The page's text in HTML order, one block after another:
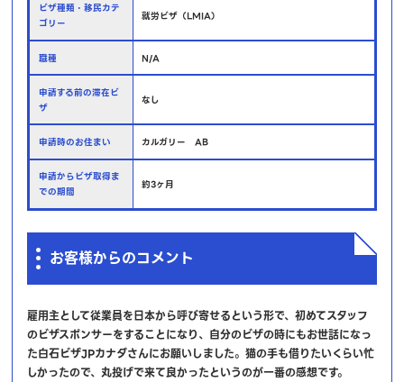
ビザ種類・移民カテ
ゴリー
就労ビザ（LMIA）
職種 N/A
申請する前の滞在ビ
ザ
なし
申請時のお住まい カルガリー AB
申請からビザ取得ま
での期間
約3ヶ月
お客様からのコメント
雇用主として従業員を日本から呼び寄せるという形で、初めてスタッフ
のビザスポンサーをすることになり、自分のビザの時にもお世話になっ
た白石ビザJPカナダさんにお願いしました。猫の手も借りたいくらい忙
しかったので、丸投げで来て良かったというのが一番の感想です。